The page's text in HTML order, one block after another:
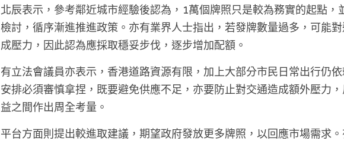
北辰表示，參考鄰近城市經驗後認為，1萬個牌照只是較為務實的起點，
檢討，循序漸進推進政策。亦有業界人士指出，若發牌數量過多，可能
成壓力，因此認為應採取穩妥步伐，逐步增加配額。
有立法會議員亦表示，香港道路資源有限，加上大部分市民日常出行仍
安排必須審慎拿捏，既要避免供應不足，亦要防止對交通造成額外壓力
益之間作出周全考量。
平台方面則提出較進取建議，期望政府發放更多牌照，以回應市場需求